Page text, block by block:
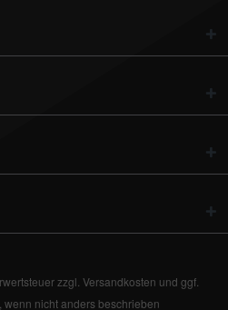
zzgl. Versandkosten und ggf.
nicht anders beschrieben